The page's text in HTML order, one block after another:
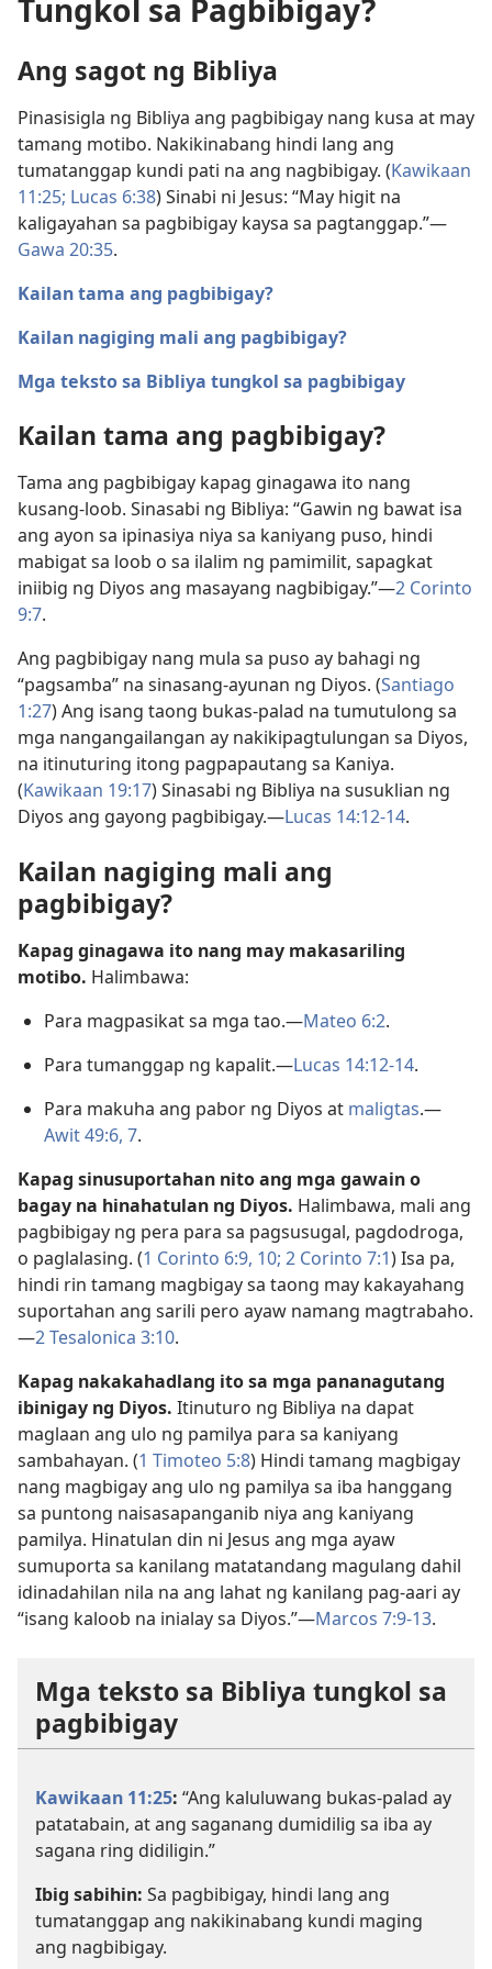
Tungkol sa Pagbibigay?
Ang sagot ng Bibliya
Pinasisigla ng Bibliya ang pagbibigay nang kusa at may
tamang motibo. Nakikinabang hindi lang ang
tumatanggap kundi pati na ang nagbibigay. (Kawikaan
11:25; Lucas 6:38) Sinabi ni Jesus: “May higit na
kaligayahan sa pagbibigay kaysa sa pagtanggap.”—
Gawa 20:35.
Kailan tama ang pagbibigay?
Kailan nagiging mali ang pagbibigay?
Mga teksto sa Bibliya tungkol sa pagbibigay
Kailan tama ang pagbibigay?
Tama ang pagbibigay kapag ginagawa ito nang
kusang-loob. Sinasabi ng Bibliya: “Gawin ng bawat isa
ang ayon sa ipinasiya niya sa kaniyang puso, hindi
mabigat sa loob o sa ilalim ng pamimilit, sapagkat
iniibig ng Diyos ang masayang nagbibigay.”—2 Corinto
9:7.
Ang pagbibigay nang mula sa puso ay bahagi ng
“pagsamba” na sinasang-ayunan ng Diyos. (Santiago
1:27) Ang isang taong bukas-palad na tumutulong sa
mga nangangailangan ay nakikipagtulungan sa Diyos,
na itinuturing itong pagpapautang sa Kaniya.
(Kawikaan 19:17) Sinasabi ng Bibliya na susuklian ng
Diyos ang gayong pagbibigay.—Lucas 14:12-14.
Kailan nagiging mali ang
pagbibigay?
Kapag ginagawa ito nang may makasariling
motibo. Halimbawa:
Para magpasikat sa mga tao.—Mateo 6:2.
Para tumanggap ng kapalit.—Lucas 14:12-14.
Para makuha ang pabor ng Diyos at maligtas.—
Awit 49:6, 7.
Kapag sinusuportahan nito ang mga gawain o
bagay na hinahatulan ng Diyos. Halimbawa, mali ang
pagbibigay ng pera para sa pagsusugal, pagdodroga,
o paglalasing. (1 Corinto 6:9, 10; 2 Corinto 7:1) Isa pa,
hindi rin tamang magbigay sa taong may kakayahang
suportahan ang sarili pero ayaw namang magtrabaho.
—2 Tesalonica 3:10.
Kapag nakakahadlang ito sa mga pananagutang
ibinigay ng Diyos. Itinuturo ng Bibliya na dapat
maglaan ang ulo ng pamilya para sa kaniyang
sambahayan. (1 Timoteo 5:8) Hindi tamang magbigay
nang magbigay ang ulo ng pamilya sa iba hanggang
sa puntong naisasapanganib niya ang kaniyang
pamilya. Hinatulan din ni Jesus ang mga ayaw
sumuporta sa kanilang matatandang magulang dahil
idinadahilan nila na ang lahat ng kanilang pag-aari ay
“isang kaloob na inialay sa Diyos.”—Marcos 7:9-13.
Mga teksto sa Bibliya tungkol sa
pagbibigay
Kawikaan 11:25: “Ang kaluluwang bukas-palad ay
patatabain, at ang saganang dumidilig sa iba ay
sagana ring didiligin.”
Ibig sabihin: Sa pagbibigay, hindi lang ang
tumatanggap ang nakikinabang kundi maging
ang nagbibigay.